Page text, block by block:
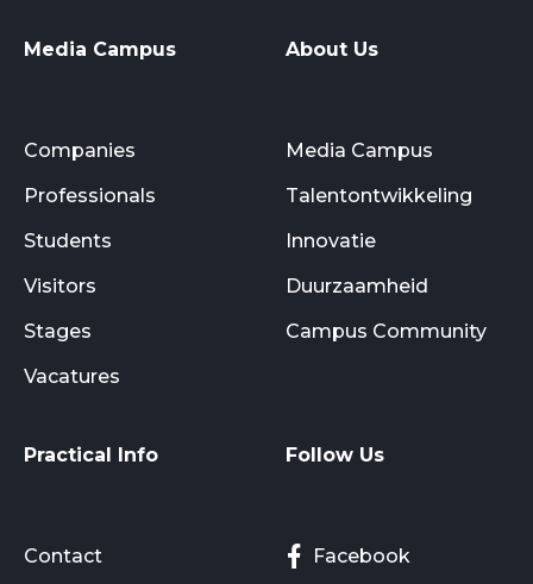
Media Campus
Companies
Professionals
Students
Visitors
Stages
Vacatures
About Us
Media Campus
Talentontwikkeling
Innovatie
Duurzaamheid
Campus Community
Practical Info
Contact
Follow Us
Facebook